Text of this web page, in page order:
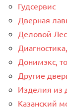
Гудсервис
Дверная
Деловой Лес
Донимэкс,
Другие
Изделия из
Казанский